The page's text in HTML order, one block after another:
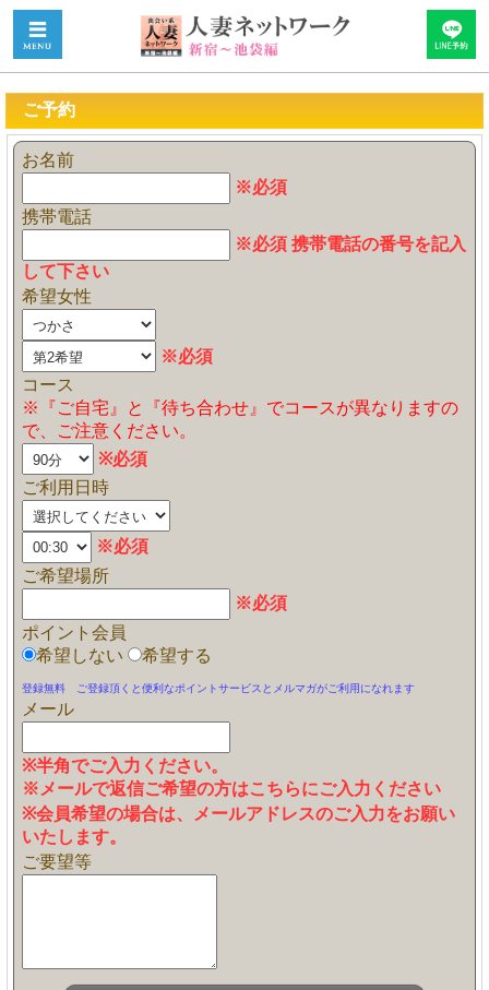
ご予約
お名前
※必須
携帯電話
※必須 携帯電話の番号を記入
して下さい
希望女性
※必須
コース
※『ご自宅』と『待ち合わせ』でコースが異なりますの
で、ご注意ください。
※必須
ご利用日時
※必須
ご希望場所
※必須
ポイント会員
希望しない
希望する
登録無料 ご登録頂くと便利なポイントサービスとメルマガがご利用になれます
メール
※半角でご入力ください。
※メールで返信ご希望の方はこちらにご入力ください
※会員希望の場合は、メールアドレスのご入力をお願い
いたします。
ご要望等